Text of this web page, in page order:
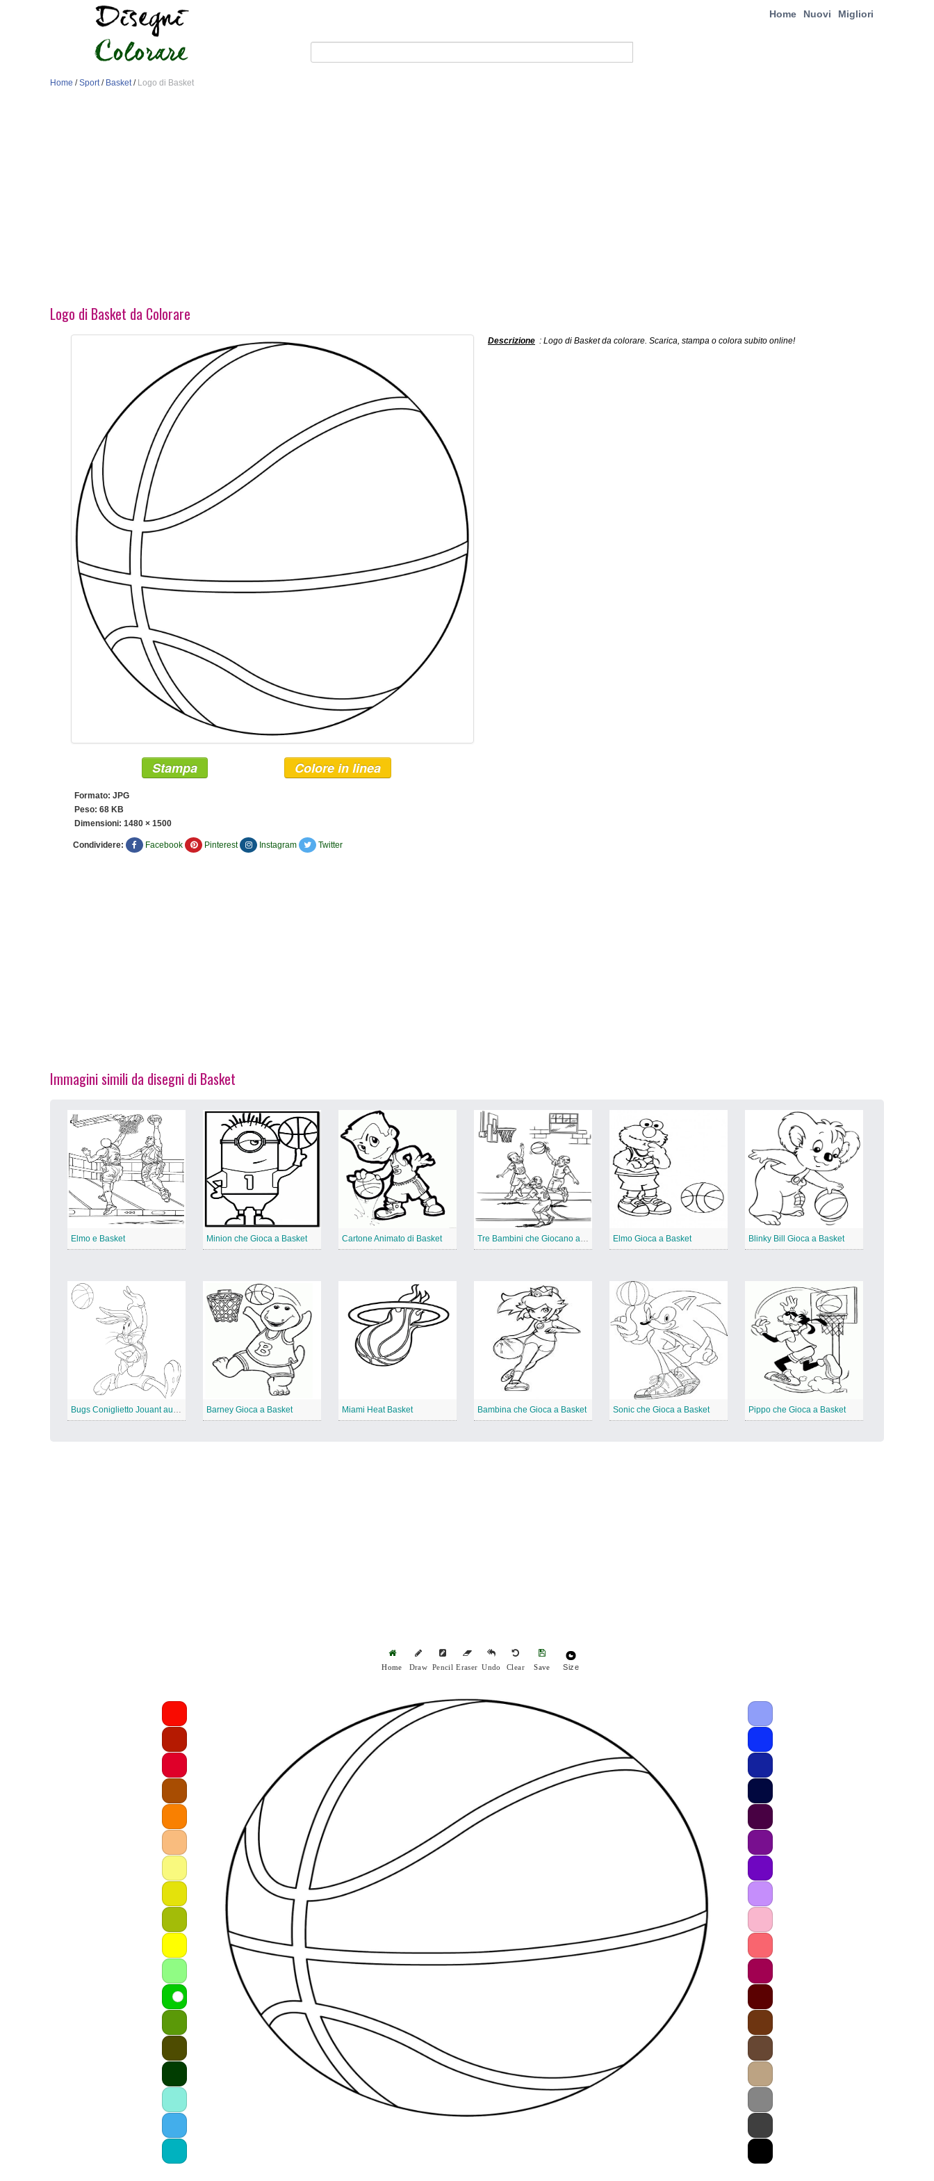
Home Nuovi Migliori
Home /Sport/ Basket/ Logo di Basket
Logo di Basket da Colorare
Descrizione : Logo di Basket da colorare. Scarica, stampa o colora subito online!
Stampa Colore in linea
Formato: JPG
Peso: 68 KB
Dimensioni: 1480 × 1500
Condividere: Facebook Pinterest Instagram Twitter
Immagini simili da disegni di Basket
Elmo e Basket Minion che Gioca a Basket Cartone Animato di Basket Elmo Gioca a Basket Blinky Bill Gioca a Basket
Barney Gioca a Basket Miami Heat Basket Bambina che Gioca a Basket Sonic che Gioca a Basket Pippo che Gioca a Basket
Home Draw Pencil Eraser Undo Clear Save Size